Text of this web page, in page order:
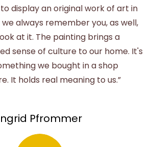
display an original work of art in
always remember you, as well,
at it. The painting brings a
sense of culture to our home. It's
we bought in a shop
It holds real meaning to us.”
Pfrommer